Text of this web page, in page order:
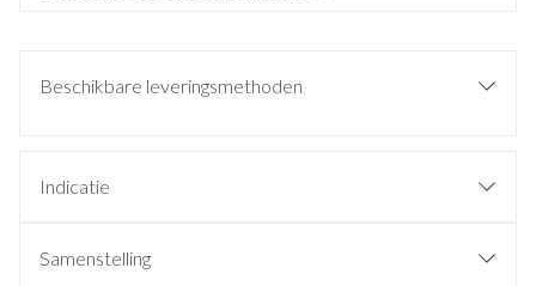
Beschikbare leveringsmethoden
Indicatie
Samenstelling